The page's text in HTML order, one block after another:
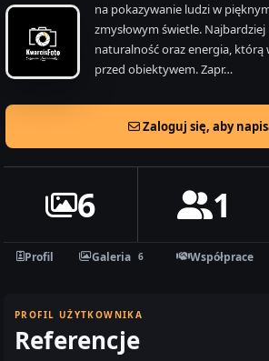
na pokazywanie ludzi w
zmysłowym świetle.
naturalność oraz energia, którą
przed obiektywem. Zapr…
Zaloguj się, aby
6 1
Profil Galeria 6 Współprace
PROFIL UŻYTKOWNIKA
Referencje